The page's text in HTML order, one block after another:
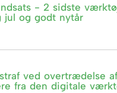
- 2 sidste
jul og godt nytår
ved overtrædelse
fra den digitale